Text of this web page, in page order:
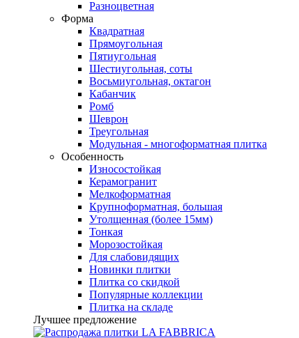
Разноцветная
Форма
Квадратная
Прямоугольная
Пятиугольная
Шестиугольная, соты
Восьмиугольная, октагон
Кабанчик
Ромб
Шеврон
Треугольная
Модульная - многоформатная плитка
Особенность
Износостойкая
Керамогранит
Мелкоформатная
Крупноформатная, большая
Утолщенная (более 15мм)
Тонкая
Морозостойкая
Для слабовидящих
Новинки плитки
Плитка со скидкой
Популярные коллекции
Плитка на складе
Лучшее предложение